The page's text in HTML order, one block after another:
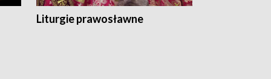
Liturgie prawosławne